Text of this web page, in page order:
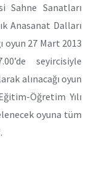
Sahne Sanatları
Anasanat Dalları
oyun 27 Mart 2013
seyircisiyle
alınacağı oyun
Öğretim Yılı
oyuna tüm